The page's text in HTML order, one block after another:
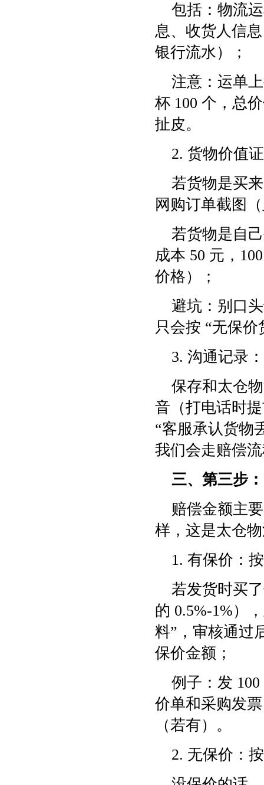
包括：物流
息、收货人信
银行流水）；
注意：运单
杯 100 个，总
扯皮。
2. 货物价值
若货物是买
网购订单截图
若货物是自
成本 50 元，
价格）；
避坑：别口
只会按 “无保
3. 沟通记录
保存和太仓
音（打电话时
“客服承认货物
我们会走赔偿
三、第三步
赔偿金额主
样，这是太仓
1. 有保价：
若发货时买
的 0.5%-1%）
料”，审核通过
保价金额；
例子：发
价单和采购发
（若有）。
2. 无保价：